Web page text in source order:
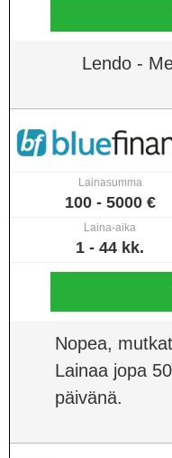
Lendo -
Lainasumma
100 - 5000 €
Laina-aika
1 - 44 kk.
Nopea,
Lainaa jopa
päivänä.